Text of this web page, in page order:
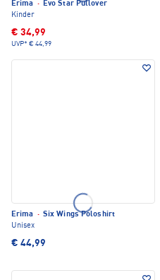
Erima · Evo Star Pullover
Kinder
€ 34,99
UVP* € 44,99
Erima · Six Wings Poloshirt
Unisex
€ 44,99